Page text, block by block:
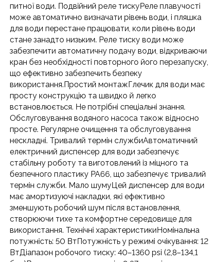
питної води. Подвійний реле тискуРеле плавучості
може автоматично визначати рівень води, і пляшка
для води перестане працювати, коли рівень води
стане занадто низьким. Реле тиску води може
забезпечити автоматичну подачу води, відкриваючи
кран без необхідності повторного його перезапуску,
що ефективно забезпечить безпеку
використання.Простий монтажГлечик для води має
просту конструкцію та швидко й легко
встановлюється. Не потрібні спеціальні знання.
Обслуговування водяного насоса також відносно
просте. Регулярне очищення та обслуговування
нескладні. Тривалий термін службиАвтоматичний
електричний диспенсер для води забезпечує
стабільну роботу та виготовлений із міцного та
безпечного пластику PA66, що забезпечує тривалий
термін служби. Мало шумуЦей диспенсер для води
має амортизуючі накладки, які ефективно
зменшують робочий шум після встановлення,
створюючи тихе та комфортне середовище для
використання. Технічні характеристикиНомінальна
потужність: 50 ВтПотужність у режимі очікування: 12
ВтДіапазон робочого тиску: 40–1360 psi (2,8–134,1